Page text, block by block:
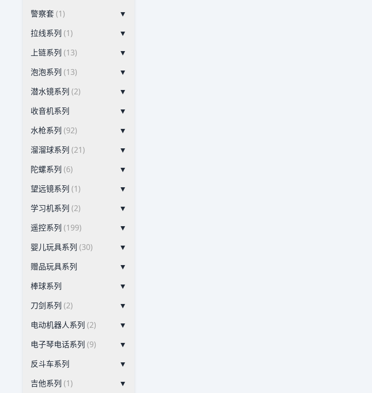
警察套(1)
▼
拉线系列 (1)
▼
上链系列 (13)
▼
泡泡系列 (13)
▼
潜水镜系列 (2)
▼
收音机系列
▼
水枪系列 (92)
▼
溜溜球系列 (21)
▼
陀螺系列 (6)
▼
望远镜系列 (1)
▼
学习机系列 (2)
▼
遥控系列 (199)
▼
婴儿玩具系列 (30)
▼
赠品玩具系列
▼
棒球系列
▼
刀剑系列 (2)
▼
电动机器人系列 (2)
▼
电子琴电话系列 (9)
▼
反斗车系列
▼
吉他系列 (1)
▼